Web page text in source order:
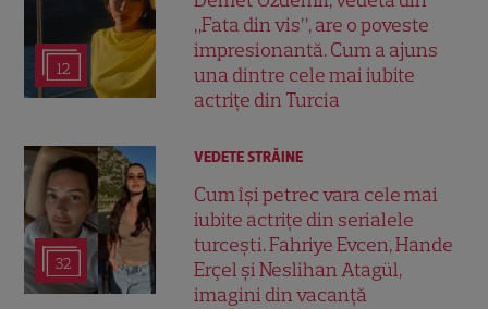
12
„Fata din vis”, are o poveste
impresionantă. Cum a ajuns
una dintre cele mai iubite
actrițe din Turcia
32
VEDETE STRĂINE
Cum își petrec vara cele mai
iubite actrițe din serialele
turcești. Fahriye Evcen, Hande
Erçel și Neslihan Atagül,
imagini din vacanță